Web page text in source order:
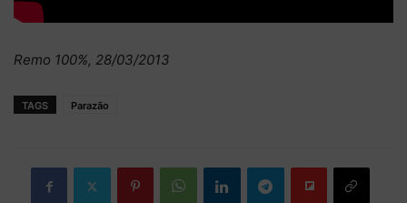
Remo 100%, 28/03/2013
TAGS Parazão